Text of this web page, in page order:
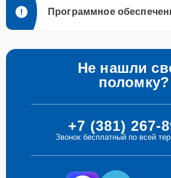
Программное
Не нашли
поломку?
+7 (381) 267-
Звонок бесплатный по всей